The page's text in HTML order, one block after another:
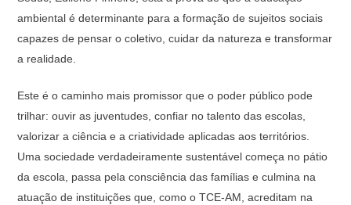
ambiental é determinante para a formação de sujeitos sociais
capazes de pensar o coletivo, cuidar da natureza e transformar
a realidade.
Este é o caminho mais promissor que o poder público pode
trilhar: ouvir as juventudes, confiar no talento das escolas,
valorizar a ciência e a criatividade aplicadas aos territórios.
Uma sociedade verdadeiramente sustentável começa no pátio
da escola, passa pela consciência das famílias e culmina na
atuação de instituições que, como o TCE-AM, acreditam na